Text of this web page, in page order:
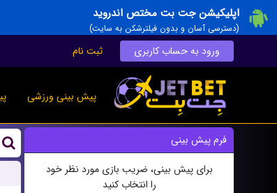
اپلیکیشن جت بت مختص اندروید
(دسترسی آسان و بدون فیلترشکن به سایت)
ورود به حساب کاربری ثبت نام
پیش بینی ورزشی
فرم پیش بینی
برای پیش بینی، ضریب بازی مورد نظر خود
را انتخاب کنید